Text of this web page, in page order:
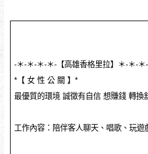
-＊-＊-＊-＊-【高雄香格里拉】＊-＊-＊
*【 女 性 公 關 】*
最優質的環境 誠徵有自信 想賺錢 轉換
工作內容：陪伴客人聊天、唱歌、玩遊